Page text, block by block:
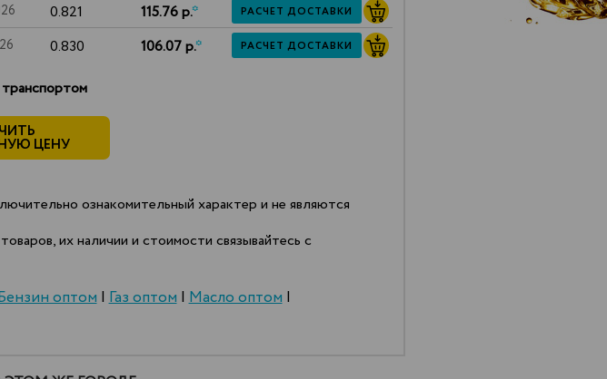
0.821 115.76 р.* РАСЧЕТ ДОСТАВКИ
0.830 106.07 р.* РАСЧЕТ ДОСТАВКИ
ЦЕНУ
ознакомительный характер и не являются
их наличии и стоимости связывайтесь с
оптом|Газ оптом|Масло оптом|